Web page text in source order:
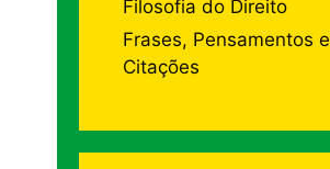
Filosofia do Direito
Frases, Pensamentos e
Citações